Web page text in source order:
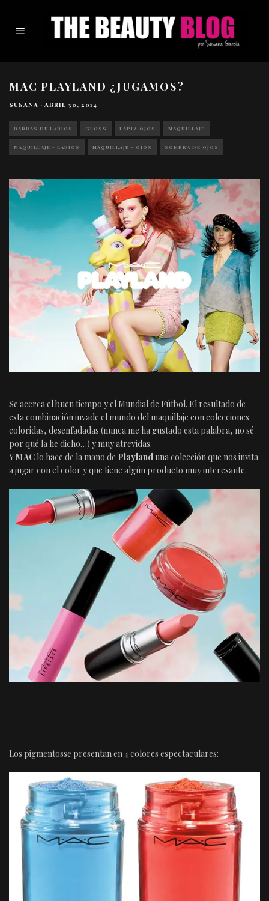
MAC PLAYLAND ¿JUGAMOS?
SUSANA · ABRIL 30, 2014
BARRAS DE LABIOS GLOSS LÁPIZ OJOS MAQUILLAJE
MAQUILLAJE - LABIOS MAQUILLAJE - OJOS SOMBRA DE OJOS
Se acerca el buen tiempo y el Mundial de Fútbol. El resultado de
esta combinación invade el mundo del maquillaje con colecciones
coloridas, desenfadadas (nunca me ha gustado esta palabra, no sé
por qué la he dicho…) y muy atrevidas.
YMAC lo hace de la mano de Playland una colección que nos invita
a jugar con el color y que tiene algún producto muy interesante.
Los pigmentosse presentan en 4 colores espectaculares: